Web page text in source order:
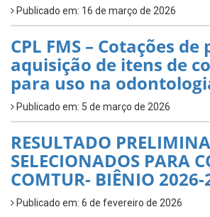
Publicado em: 16 de março de 2026
CPL FMS – Cotações
aquisição de itens de
para uso na
Publicado em: 5 de março de 2026
RESULTADO
SELECIONADOS PARA
COMTUR- BIÊNIO 2026-
Publicado em: 6 de fevereiro de 2026